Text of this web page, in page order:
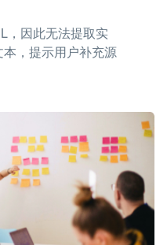
，因此无法提取实
，提示用户补充源